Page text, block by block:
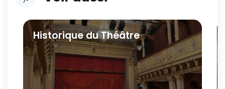
Cliquer pour passer Voir aussi
Historique du Théâtre